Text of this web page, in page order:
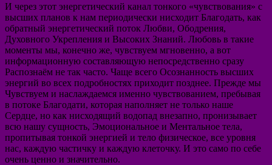
И через этот энергетический канал тонкого «чувствования» с
высших планов к нам периодически нисходит Благодать, как
обратный энергетический поток Любви, Ободрения,
Духовного Укрепления и Высоких Знаний. Любовь в такие
моменты мы, конечно же, чувствуем мгновенно, а вот
информационную составляющую непосредственно сразу
Распознаём не так часто. Чаще всего Осознанность высших
энергий во всех подробностях приходит позднее. Прежде мы
Чувствуем и наслаждаемся именно чувствованием, пребывая
в потоке Благодати, которая наполняет не только наше
Сердце, но как нисходящий водопад внезапно, пронизывает
всю нашу сущность, Эмоциональное и Ментальное тела,
пропитывая тонкой энергией и тело физическое, все уровня
нас, каждую частичку и каждую клеточку. И это само по себе
очень ценно и значительно.